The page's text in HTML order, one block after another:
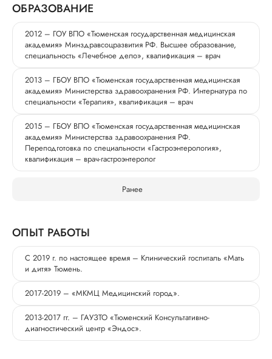
ОБРАЗОВАНИЕ
2012 – ГОУ ВПО «Тюменская государственная медицинская
академия» Минздравсоцразвития РФ. Высшее образование,
специальность «Лечебное дело», квалификация – врач
2013 – ГБОУ ВПО «Тюменская государственная медицинская
академия» Министерства здравоохранения РФ. Интернатура по
специальности «Терапия», квалификация – врач
2015 – ГБОУ ВПО «Тюменская государственная медицинская
академия» Министерства здравоохранения РФ.
Переподготовка по специальности «Гастроэнтерология»,
квалификация – врач-гастроэнтеролог
Ранее
ОПЫТ РАБОТЫ
С 2019 г. по настоящее время – Клинический госпиталь «Мать
и дитя» Тюмень.
2017-2019 – «МКМЦ Медицинский город».
2013-2017 гг. – ГАУЗТО «Тюменский Консультативно-
диагностический центр «Эндос».